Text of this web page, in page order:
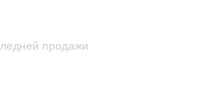
продажи